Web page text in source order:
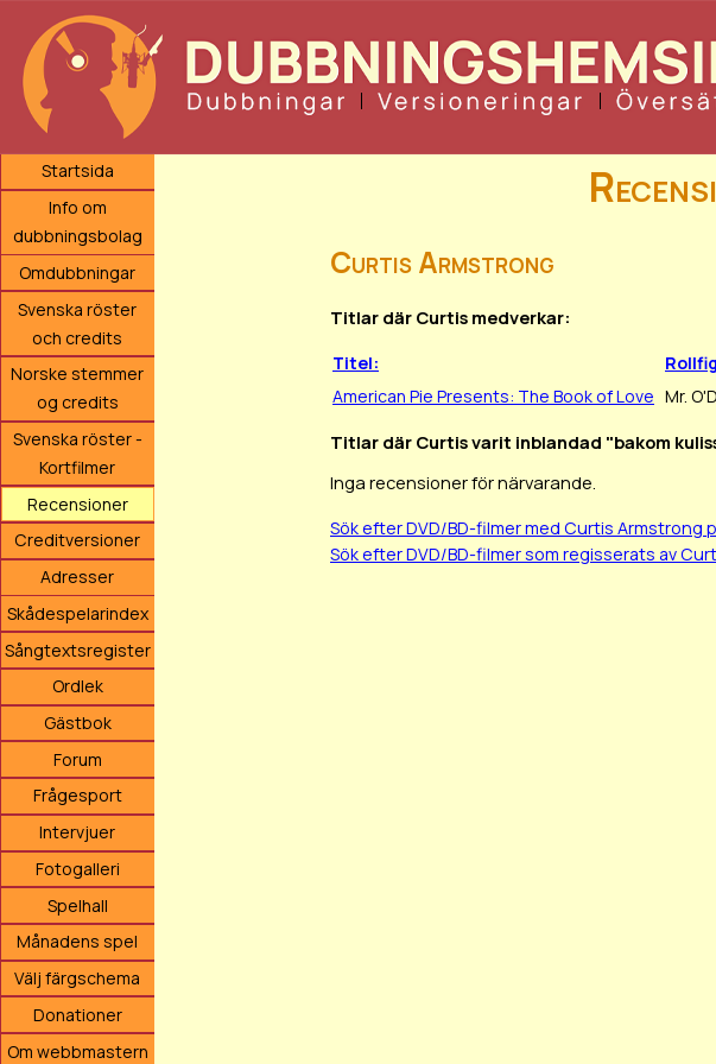
Startsida
Info om
dubbningsbolag
Omdubbningar
Svenska röster
och credits
Norske stemmer
og credits
Svenska röster -
Kortfilmer
Recensioner
Creditversioner
Adresser
Skådespelarindex
Sångtextsregister
Ordlek
Gästbok
Forum
Frågesport
Intervjuer
Fotogalleri
Spelhall
Månadens spel
Välj färgschema
Donationer
Om webbmastern
Curtis Armstrong
Titlar där Curtis medverkar:
Titel:
American Pie Presents: The Book of Love Mr.
Titlar där Curtis varit inblandad "bakom
Inga recensioner för närvarande.
Sök efter DVD/BD-filmer med Curtis Armstrong
Sök efter DVD/BD-filmer som regisserats av